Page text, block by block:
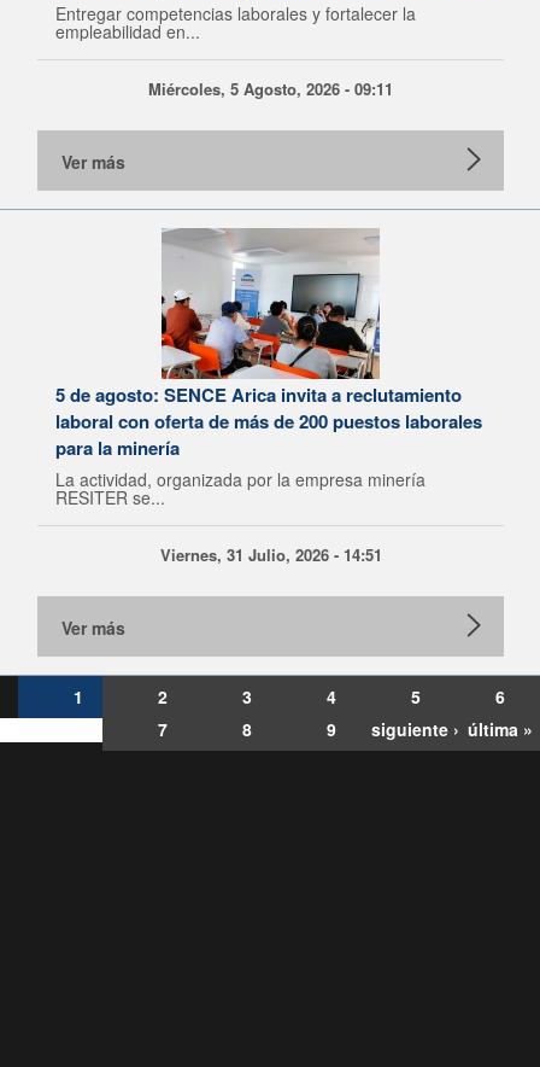
Entregar competencias laborales y fortalecer la
empleabilidad en...
Miércoles, 5 Agosto, 2026 - 09:11
Ver más
5 de agosto: SENCE Arica invita a reclutamiento
laboral con oferta de más de 200 puestos laborales
para la minería
La actividad, organizada por la empresa minería
RESITER se...
Viernes, 31 Julio, 2026 - 14:51
Ver más
1 2 3 4 5
6
7
8 9 siguiente › última »